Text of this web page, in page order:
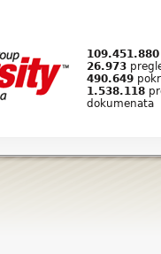
109.451.880
26.973
490.649
1.538.118
dokumenata